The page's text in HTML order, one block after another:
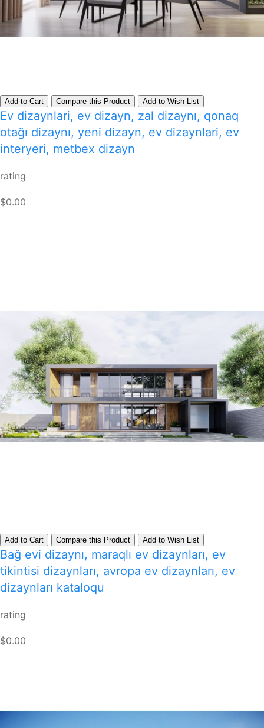
Add to Cart Compare this Product Add to Wish List
Ev dizaynlari, ev dizayn, zal dizaynı, qonaq
otağı dizaynı, yeni dizayn, ev dizaynlari, ev
interyeri, metbex dizayn
rating
$0.00
Add to Cart Compare this Product Add to Wish List
Bağ evi dizaynı, maraqlı ev dizaynları, ev
tikintisi dizaynları, avropa ev dizaynları, ev
dizaynları kataloqu
rating
$0.00